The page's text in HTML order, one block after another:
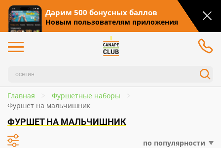
Дарим 500 бонусных баллов
Новым пользователям приложения
Главная
Фуршетные наборы
Фуршет на мальчишник
ФУРШЕТ НА МАЛЬЧИШНИК
по популярности